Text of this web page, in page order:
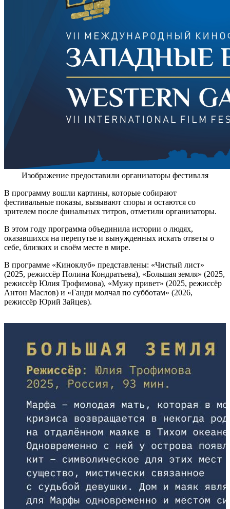
Изображение предоставили организаторы фестиваля
В программу вошли картины, которые собирают
фестивальные показы, вызывают споры и остаются со
зрителем после финальных титров, отметили организаторы.
В этом году программа объединила истории о людях,
оказавшихся на перепутье и вынужденных искать ответы о
себе, близких и своём месте в мире.
В программе «Киноклуб» представлены: «Чистый лист»
(2025, режиссёр Полина Кондратьева), «Большая земля» (2025,
режиссёр Юлия Трофимова), «Мужу привет» (2025, режиссёр
Антон Маслов) и «Ганди молчал по субботам» (2026,
режиссёр Юрий Зайцев).